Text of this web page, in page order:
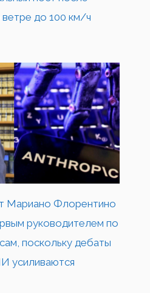
до 100 км/ч
Мариано Флорентино
руководителем по
поскольку дебаты
усиливаются